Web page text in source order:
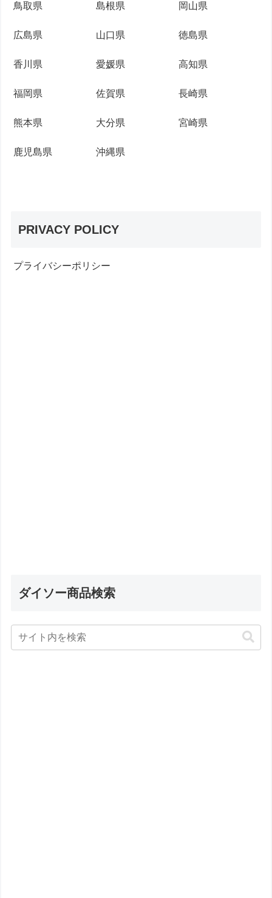
鳥取県 島根県 岡山県
広島県 山口県 徳島県
香川県 愛媛県 高知県
福岡県 佐賀県 長崎県
熊本県 大分県 宮崎県
鹿児島県 沖縄県
PRIVACY POLICY
プライバシーポリシー
ダイソー商品検索